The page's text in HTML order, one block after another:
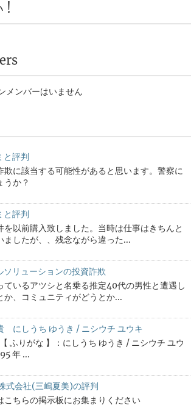
!
メンバーはいません
と評判
欺に該当する可能性があると思います。警察に
うか？
と評判
以前購入致しました。当時は仕事はきちんと
ましたが、、残念ながら違った...
リューションの投資詐欺
ているアツシと名乗る推定40代の男性と遭遇し
か、コミュニティがどうとか...
にしうち ゆうき / ニシウチ ユウキ
ふりがな 】：にしうち ゆうき / ニシウチ ユウ
年 ...
会社(三嶋夏美)の評判
こちらの掲示板にお集まりください